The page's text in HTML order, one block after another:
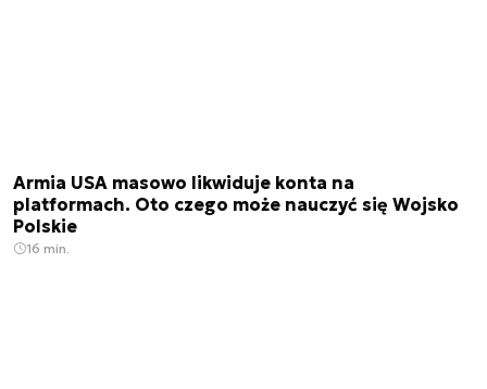
Armia USA masowo likwiduje konta na
platformach. Oto czego może nauczyć się Wojsko
Polskie
16 min.